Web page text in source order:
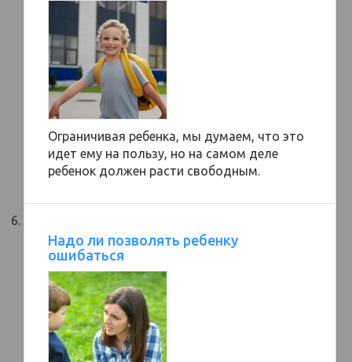
Ограничивая ребенка, мы думаем, что это
идет ему на пользу, но на самом деле
ребенок должен расти свободным.
Надо ли позволять ребенку
ошибаться